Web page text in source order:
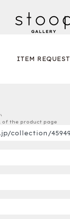
ITEM REQUEST
of the product page